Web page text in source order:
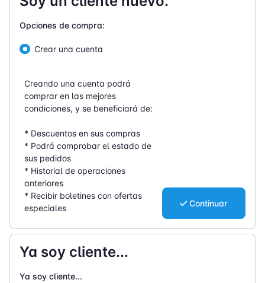
Opciones de compra:
Crear una cuenta
Creando una cuenta podrá
comprar en las mejores
condiciones, y se beneficiará de:
* Descuentos en sus compras
* Podrá comprobar el estado de
sus pedidos
* Historial de operaciones
anteriores
* Recibir boletines con ofertas
especiales
Continuar
Ya soy cliente...
Ya soy cliente...